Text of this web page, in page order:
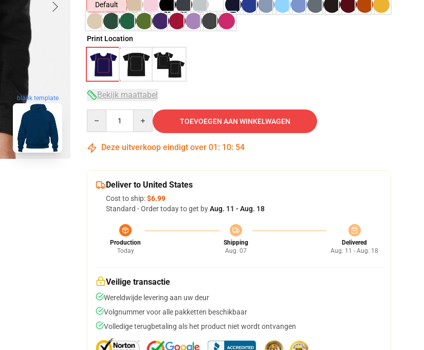
blank template
Default
Print Location
Bekijk maattabel
TOEVOEGEN AAN WINKELWAGEN
Deze uitverkoop eindigt over 01 : 10: 53
Deliver to United States
Cost to ship:$6.99
Standard - Order today to get byAug. 11 - Aug. 18
Production
Today
Shipping
Aug. 07
Delivered
Aug. 11 - Aug. 18
Veilige transactie
Wereldwijde levering aan uw deur
Volgnummer voor alle pakketten beschikbaar
Volledige terugbetaling als het product niet wordt ontvangen